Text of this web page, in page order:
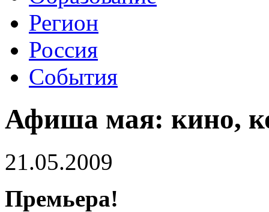
Регион
Россия
События
Афиша мая: кино,
21.05.2009
Премьера!